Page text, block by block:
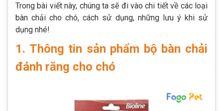
Trong bài viết này, chúng ta sẽ đi vào chi tiết về các loại
bàn chải cho chó, cách sử dụng, những lưu ý khi sử
dụng nhé!
1. Thông tin sản phẩm bộ bàn chải
đánh răng cho chó